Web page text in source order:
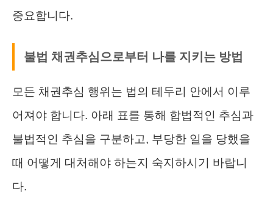
중요합니다.
불법 채권추심으로부터 나를 지키는 방법
모든 채권추심 행위는 법의 테두리 안에서 이루
어져야 합니다. 아래 표를 통해 합법적인 추심과
불법적인 추심을 구분하고, 부당한 일을 당했을
때 어떻게 대처해야 하는지 숙지하시기 바랍니
다.